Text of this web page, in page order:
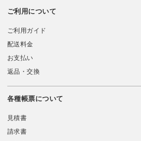
ご利用について
ご利用ガイド
配送料金
お支払い
返品・交換
各種帳票について
見積書
請求書